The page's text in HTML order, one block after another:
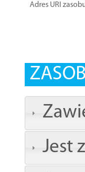
Adres URI
Jest